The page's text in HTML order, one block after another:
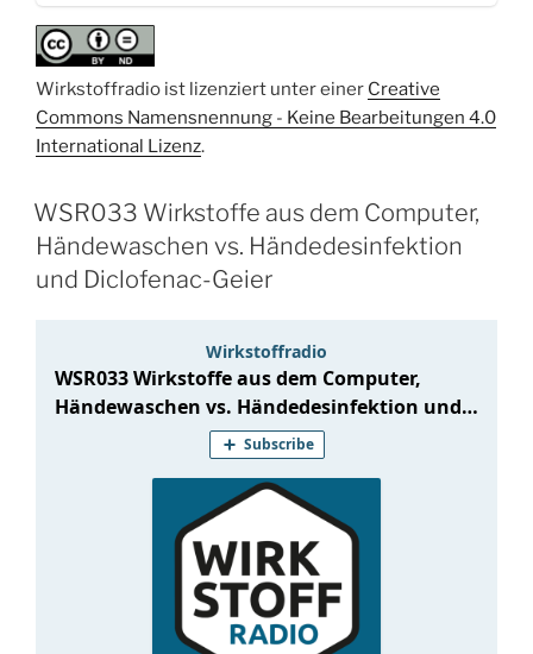
durch
Omeprazol“
Wirkstoffradio ist lizenziert unter einer Creative
Commons Namensnennung - Keine Bearbeitungen 4.0
International Lizenz.
WSR033 Wirkstoffe aus dem Computer,
Händewaschen vs. Händedesinfektion
und Diclofenac-Geier